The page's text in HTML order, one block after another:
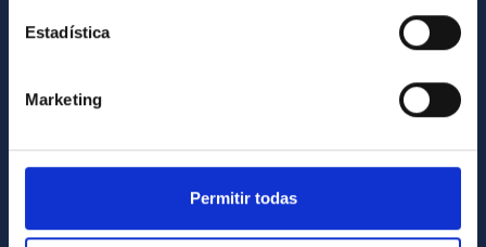
Estadística
Marketing
Permitir todas
Registro general
Transparencia
Código ético y política antifraude
Igualdad y diversidad de género